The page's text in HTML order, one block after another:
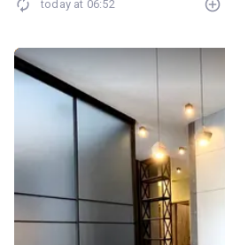
чути, телефонуйте:
today at 06:52